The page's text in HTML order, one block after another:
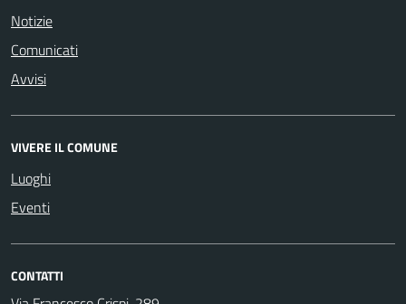
Notizie
Comunicati
Avvisi
VIVERE IL COMUNE
Luoghi
Eventi
CONTATTI